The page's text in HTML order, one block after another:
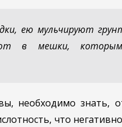
ею мульчируют
в мешки,
необходимо знать,
что